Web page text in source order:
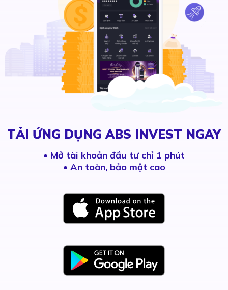
TẢI ỨNG DỤNG ABS INVEST NGAY
• Mở tài khoản đầu tư chỉ 1 phút
• An toàn, bảo mật cao